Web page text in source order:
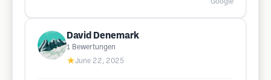
Google
David Denemark
1 Bewertungen
★June 22, 2025